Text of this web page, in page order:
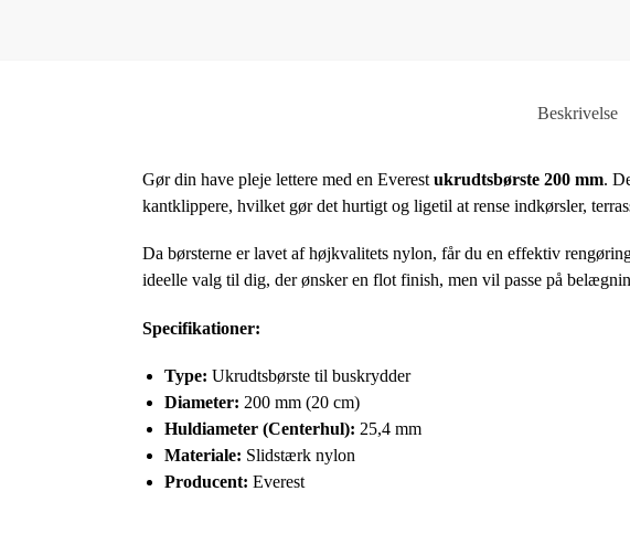
Beskrivelse
Gør din have pleje lettere med en Everest ukrudtsbørste 200 mm.
kantklippere, hvilket gør det hurtigt og ligetil at rense indkørsler,
Da børsterne er lavet af højkvalitets nylon, får du en effektiv
ideelle valg til dig, der ønsker en flot finish, men vil passe på
Specifikationer:
Type: Ukrudtsbørste til buskrydder
Diameter: 200 mm (20 cm)
Huldiameter (Centerhul): 25,4 mm
Materiale: Slidstærk nylon
Producent: Everest